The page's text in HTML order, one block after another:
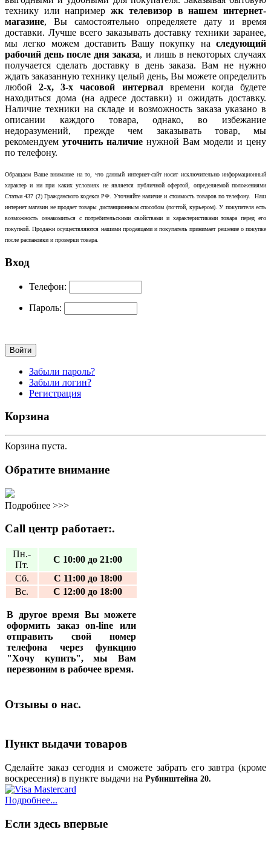
технику или напримержк телевизор в нашем интернет-
магазине, Вы самостоятельно определяете дату и время
доставки. Лучше всего заказывать доставку техники заранее,
мы легко можем доставить Вашу покупку на следующий
рабочий день после дня заказа, и лишь в некоторых случаях
получается сделать доставку в день заказа. Вам не нужно
ждать заказанную технику целый день, Вы можете определить
любой2-х, 3-х часовой интервалвремени когда будете
находиться дома (на адресе доставки) и ожидать доставку.
Наличие техники на складе и возможность заказа указано в
описании каждого товара, однако, во избежание
недоразумений, прежде чем заказывать товар, мы
рекомендуем уточнить наличие нужной Вам модели и цену
по телефону.
Обращаем Ваше внимание на то, что данный интернет-сайт носит исключительно информационный
характер и ни при каких условиях не является публичной офертой, определяемой положениями
Статьи 437 (2) Гражданского кодекса РФ. Уточняйте наличие и стоимость товаров по телефону. Наш
интернет магазин не продает товары дистанционным способом (почтой, курьером). У покупателя есть
возможность ознакомиться с потребительскими свойствами и характеристиками товара перед его
покупкой. Продажи осуществляются нашими продавцами и покупатель принимает решение о покупке
после распаковки и проверки товара.
Вход
Телефон:
Пароль:
Забыли пароль?
Забыли логин?
Регистрация
Корзина
Корзина пуста.
Обратите внимание
Подробнее >>>
Call центр работает:.
Пн.-
Пт.
С 10:00 до 21:00
Сб.
С 11:00 до 18:00
Вс.
С 12:00 до 18:00
В другое время Вы можете
оформить заказ on-line или
отправить свой номер
телефона через функцию
"Хочу купить", мы Вам
перезвоним в рабочее время.
Отзывы о нас.
Пункт выдачи товаров
Сделайте заказ сегодня и сможете забрать его завтра (кроме
воскресения) в пункте выдачи на Рубинштейна 20.
Подробнее...
Если здесь впервые